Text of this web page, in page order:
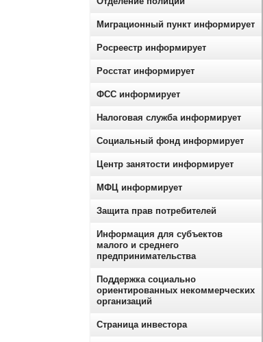
Миграционный пункт информирует
Росреестр информирует
Росстат информирует
ФСС информирует
Налоговая служба информирует
Социальный фонд информирует
Центр занятости информирует
МФЦ информирует
Защита прав потребителей
Информация для субъектов
малого и среднего
предпринимательства
Поддержка социально
ориентированных некоммерческих
организаций
Страница инвестора